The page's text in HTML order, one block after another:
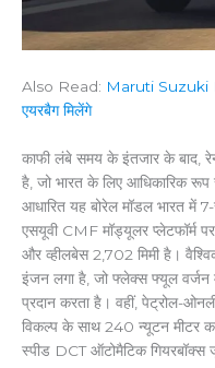
Also Read: Maruti Suzuki
एयरबैग मिलेंगे
काफी लंबे समय के इंतजार के बाद,
है, जो भारत के लिए आधिकारिक रूप
आधारित यह बोरेल मॉडल भारत में
एसयूवी CMF मॉड्यूलर प्लेटफॉर्म
और व्हीलबेस 2,702 मिमी है।
इंजन लगा है, जो फ्लेक्स फ्यूल वर्जन
प्रदान करता है। वहीं, पेट्रोल-ओनली
विकल्प के साथ 240 न्यूटन मीटर
स्पीड DCT ऑटोमैटिक गियरबॉक्स